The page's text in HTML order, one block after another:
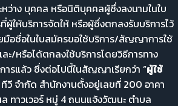
บุคคล หรือนิติบุคคลผู้ซึ่งลงนามในใบ
ห้บริการจัดให้ หรือผู้ซึ่งตกลงรับบริการไว้
มือชื่อในใบสมัครขอใช้บริการ/สัญญาการใช้
ะ/หรือได้ตกลงใช้บริการโดยวิธีการทาง
ารแล้ว ซึ่งต่อไปนี้ในสัญญาเรียกว่า “ผู้ใช้
วี จำกัด สำนักงานตั้งอยู่เลขที่ 200 อาคา
ทาวเวอร์ หมู่ 4 ถนนแจ้งวัฒนะ ตำบล